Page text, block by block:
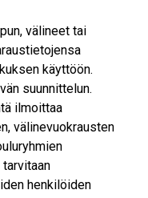
välineet tai
käyttöön.
suunnittelun.
ilmoittaa
välinevuokrausten
henkilöiden